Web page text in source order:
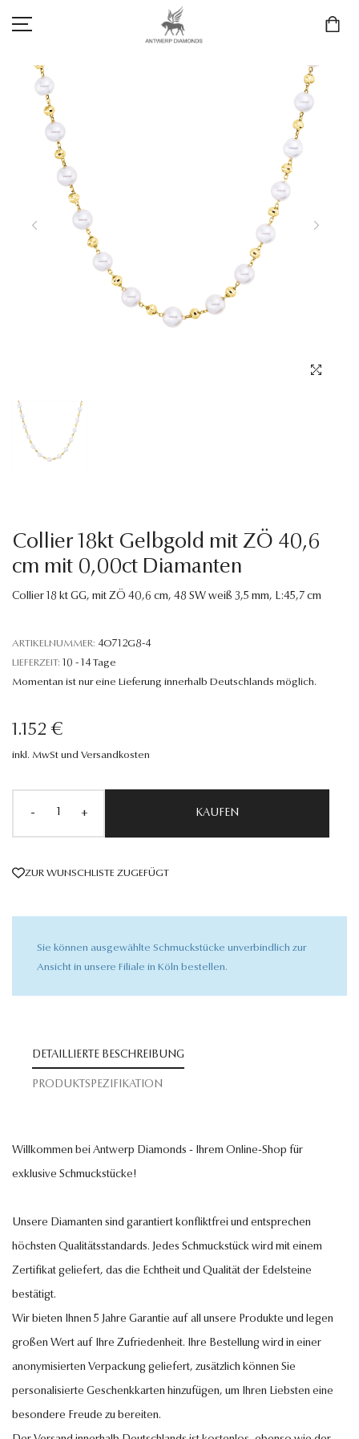
SCHMUCK
LIEBE & VERLOBUNG
ANTWERP DIAMONDS LUXURY COLLECTION
3D TRAURINGKONFIGURATION
Collier 18kt Gelbgold mit ZÖ 40,6
cm mit 0,00ct Diamanten
Collier 18 kt GG, mit ZÖ 40,6 cm, 48 SW weiß 3,5 mm, L:45,7 cm
ARTIKELNUMMER: 4O712G8-4
LIEFERZEIT: 10 - 14 Tage
Momentan ist nur eine Lieferung innerhalb Deutschlands möglich.
1.152 €
inkl. MwSt und Versandkosten
- + KAUFEN
ZUR WUNSCHLISTE ZUGEFÜGT
Sie können ausgewählte Schmuckstücke unverbindlich zur
Ansicht in unsere Filiale in Köln bestellen.
DETAILLIERTE BESCHREIBUNG
PRODUKTSPEZIFIKATION
Willkommen bei Antwerp Diamonds - Ihrem Online-Shop für
exklusive Schmuckstücke!
Unsere Diamanten sind garantiert konfliktfrei und entsprechen
höchsten Qualitätsstandards. Jedes Schmuckstück wird mit einem
Zertifikat geliefert, das die Echtheit und Qualität der Edelsteine
bestätigt.
Wir bieten Ihnen 5 Jahre Garantie auf all unsere Produkte und legen
großen Wert auf Ihre Zufriedenheit. Ihre Bestellung wird in einer
anonymisierten Verpackung geliefert, zusätzlich können Sie
personalisierte Geschenkkarten hinzufügen, um Ihren Liebsten eine
besondere Freude zu bereiten.